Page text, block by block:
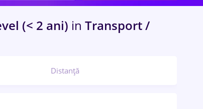
(< 2 ani) in Transport /
Distanță